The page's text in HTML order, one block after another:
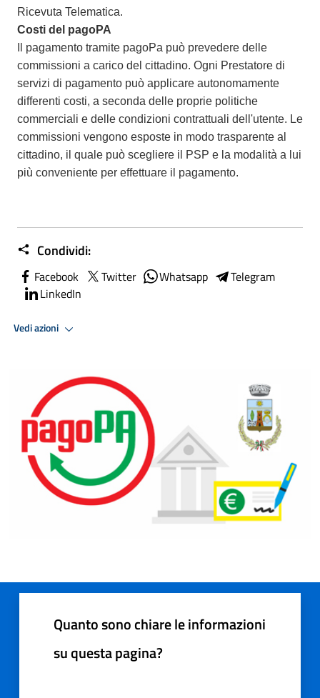
Ricevuta Telematica.
Costi del pagoPA
Il pagamento tramite pagoPa può prevedere delle
commissioni a carico del cittadino. Ogni Prestatore di
servizi di pagamento può applicare autonomamente
differenti costi, a seconda delle proprie politiche
commerciali e delle condizioni contrattuali dell'utente. Le
commissioni vengono esposte in modo trasparente al
cittadino, il quale può scegliere il PSP e la modalità a lui
più conveniente per effettuare il pagamento.
Condividi:
Facebook Twitter Whatsapp
Telegram
LinkedIn
Vedi azioni
Quanto sono chiare le informazioni
su questa pagina?